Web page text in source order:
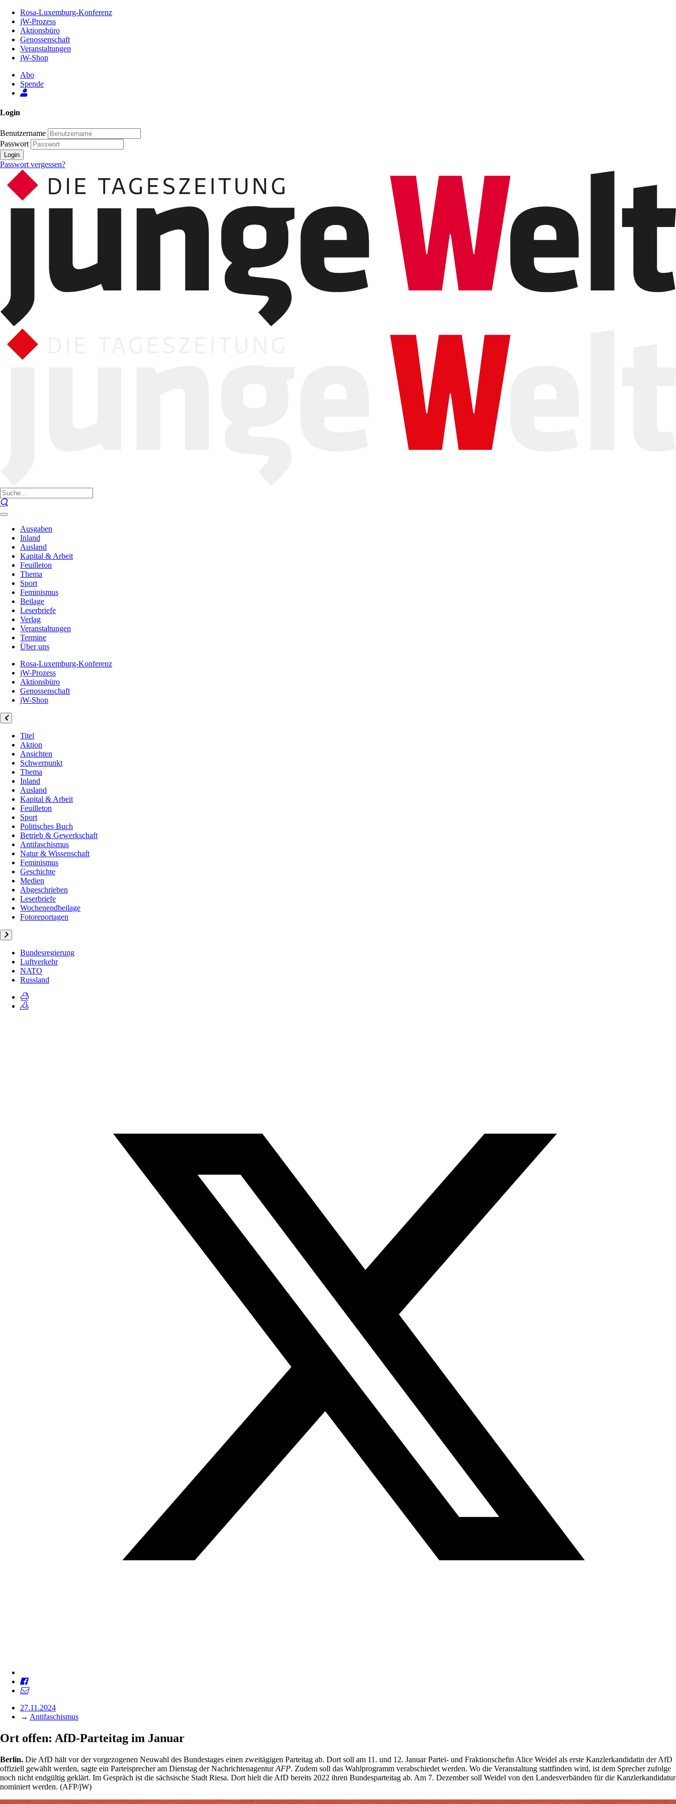
Inhalt
Seite
Rosa-Luxemburg-Konferenz
jW-Prozess
Aktionsbüro
Genossenschaft
Veranstaltungen
jW-Shop
Abo
Spende
Login
Benutzername
Passwort
Login
Passwort vergessen?
Ausgaben
Inland
Ausland
Kapital & Arbeit
Feuilleton
Thema
Sport
Feminismus
Beilage
Leserbriefe
Verlag
Veranstaltungen
Termine
Über uns
Rosa-Luxemburg-Konferenz
jW-Prozess
Aktionsbüro
Genossenschaft
jW-Shop
Titel
Aktion
Ansichten
Schwerpunkt
Thema
Inland
Ausland
Kapital & Arbeit
Feuilleton
Sport
Politisches Buch
Betrieb & Gewerkschaft
Antifaschismus
Natur & Wissenschaft
Feminismus
Geschichte
Medien
Abgeschrieben
Leserbriefe
Wochenendbeilage
Fotoreportagen
Bundesregierung
Luftverkehr
NATO
Russland
27.11.2024
→ Antifaschismus
Ort offen: AfD-Parteitag im Januar
Berlin. Die AfD hält vor der vorgezogenen Neuwahl des Bundestages einen zweitägigen Parteitag ab. Dort soll am 11. und 12. Januar Partei- und Fraktionschefin Alice Weidel als erste Kanzlerkandidatin der AfD
offiziell gewählt werden, sagte ein Parteisprecher am Dienstag der NachrichtenagenturAFP. Zudem soll das Wahlprogramm verabschiedet werden. Wo die Veranstaltung stattfinden wird, ist dem Sprecher zufolge
noch nicht endgültig geklärt. Im Gespräch ist die sächsische Stadt Riesa. Dort hielt die AfD bereits 2022 ihren Bundesparteitag ab. Am 7. Dezember soll Weidel von den Landesverbänden für die Kanzlerkandidatur
nominiert werden. (AFP/jW)